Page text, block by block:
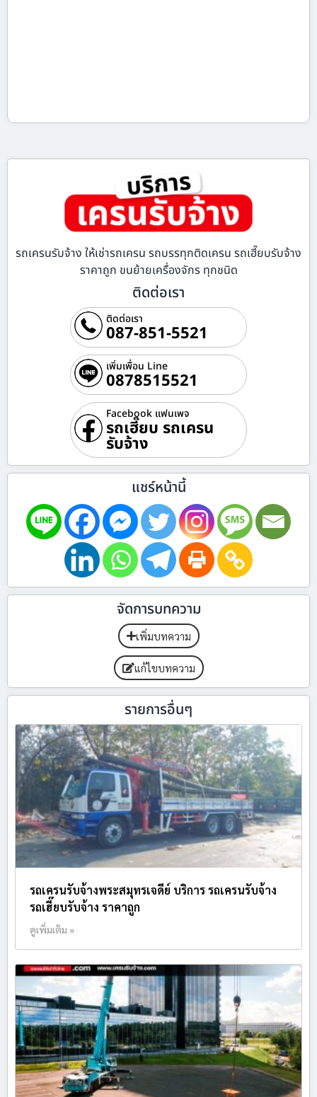
รถเครนรับจ้าง ให้เช่ารถเครน รถบรรทุกติดเครน รถเฮี๊ยบรับจ้าง
ราคาถูก ขนย้ายเครื่องจักร ทุกชนิด
ติดต่อเรา
ติดต่อเรา
087-851-5521
เพิ่มเพื่อน Line
0878515521
Facebook แฟนเพจ
รถเฮี๊ยบ รถเครน
รับจ้าง
แชร์หน้านี้
จัดการบทความ
เพิ่มบทความ
แก้ไขบทความ
รายการอื่นๆ
รถเครนรับจ้างพระสมุทรเจดีย์ บริการ รถเครนรับจ้าง
รถเฮี๊ยบรับจ้าง ราคาถูก
ดูเพิ่มเติม »